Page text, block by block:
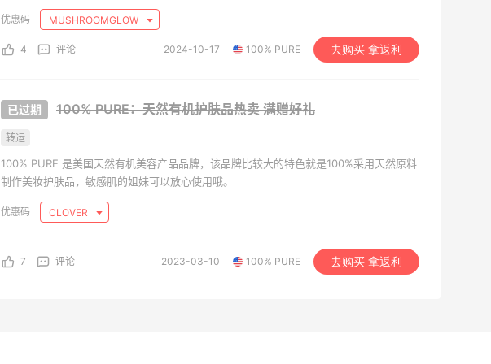
MUSHROOMGLOW
4 评论 2024-10-17 100% PURE 去购买 拿返利
100% PURE：天然有机护肤品热卖满赠好礼
转运
100% PURE 是美国天然有机美容产品品牌，该品牌比较大的特色就是100%采用天然原料
制作美妆护肤品，敏感肌的姐妹可以放心使用哦。
CLOVER
7 评论 2023-03-10 100% PURE 去购买 拿返利